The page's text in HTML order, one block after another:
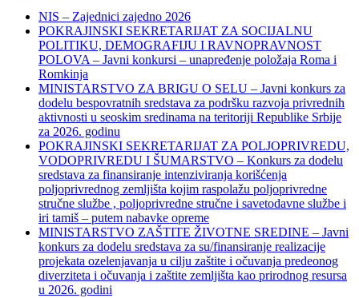
NIS – Zajednici zajedno 2026
POKRAJINSKI SEKRETARIJAT ZA SOCIJALNU
POLITIKU, DEMOGRAFIJU I RAVNOPRAVNOST
POLOVA – Javni konkursi – unapređenje položaja Roma i
Romkinja
MINISTARSTVO ZA BRIGU O SELU – Javni konkurs za
dodelu bespovratnih sredstava za podršku razvoja privrednih
aktivnosti u seoskim sredinama na teritoriji Republike Srbije
za 2026. godinu
POKRAJINSKI SEKRETARIJAT ZA POLJOPRIVREDU,
VODOPRIVREDU I ŠUMARSTVO – Konkurs za dodelu
sredstava za finansiranje intenziviranja korišćenja
poljoprivrednog zemljišta kojim raspolažu poljoprivredne
stručne službe , poljoprivredne stručne i savetodavne službe i
iri tamiš ‒ putem nabavke opreme
MINISTARSTVO ZAŠTITE ŽIVOTNE SREDINE – Javni
konkurs za dodelu sredstava za su/finansiranje realizacije
projekata ozelenjavanja u cilju zaštite i očuvanja predeonog
diverziteta i očuvanja i zaštite zemljišta kao prirodnog resursa
u 2026. godini